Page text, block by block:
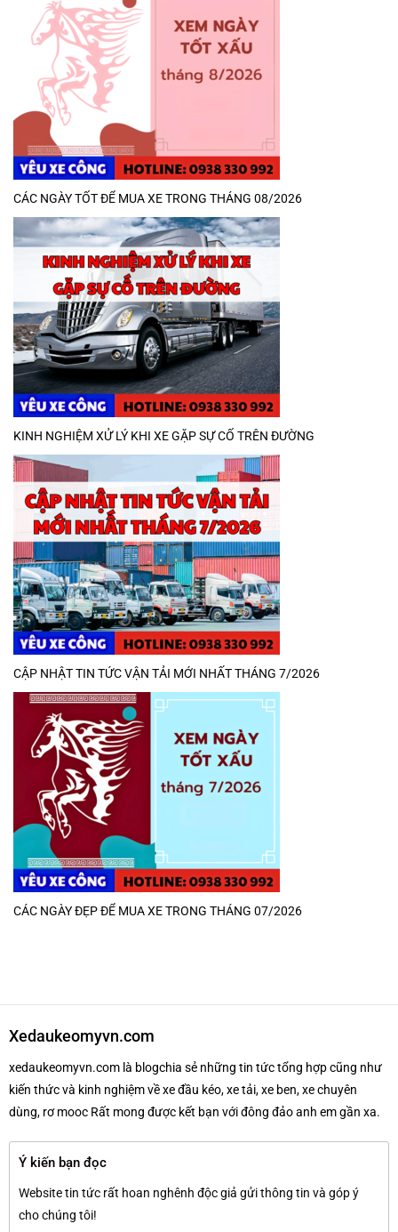
CÁC NGÀY TỐT ĐỂ MUA XE TRONG THÁNG 08/2026
KINH NGHIỆM XỬ LÝ KHI XE GẶP SỰ CỐ TRÊN ĐƯỜNG
CẬP NHẬT TIN TỨC VẬN TẢI MỚI NHẤT THÁNG 7/2026
CÁC NGÀY ĐẸP ĐỂ MUA XE TRONG THÁNG 07/2026
Xedaukeomyvn.com
xedaukeomyvn.com là blogchia sẻ những tin tức tổng hợp cũng như
kiến thức và kinh nghiệm về xe đầu kéo, xe tải, xe ben, xe chuyên
dùng, rơ mooc Rất mong được kết bạn với đông đảo anh em gần xa.
Ý kiến bạn đọc
Website tin tức rất hoan nghênh độc giả gửi thông tin và góp ý
cho chúng tôi!